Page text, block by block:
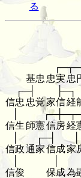
る
基忠 忠実忠
┌─┤
├─┐
信忠 忠覚家信経
信生 師憲信房経
┌─┤
信政通家信成家
信俊
保成為